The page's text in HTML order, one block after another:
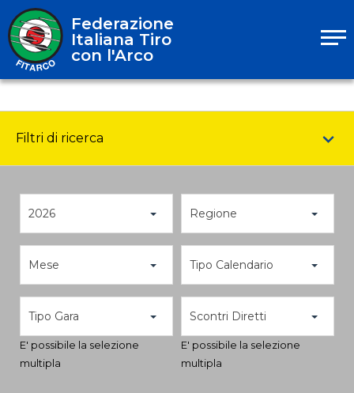
Federazione
Italiana Tiro
con l'Arco
Filtri di ricerca
2026 Regione
Mese Tipo Calendario
Tipo Gara
E' possibile la selezione
multipla
Scontri Diretti
E' possibile la selezione
multipla